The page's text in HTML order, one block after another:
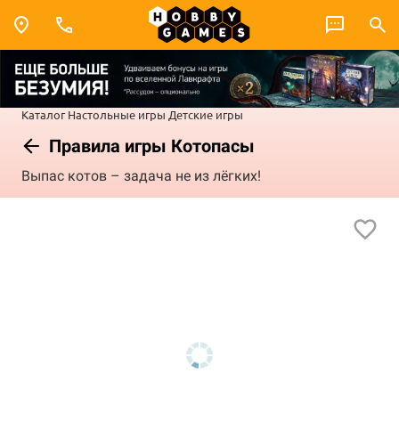
Каталог Настольные игры Детские игры
Правила игры Котопасы
Выпас котов – задача не из лёгких!